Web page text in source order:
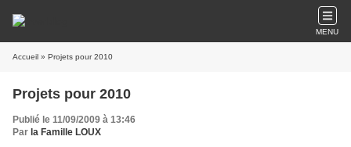
MENU
Accueil » Projets pour 2010
Projets pour 2010
Publié le 11/09/2009 à 13:46
Par la Famille LOUX